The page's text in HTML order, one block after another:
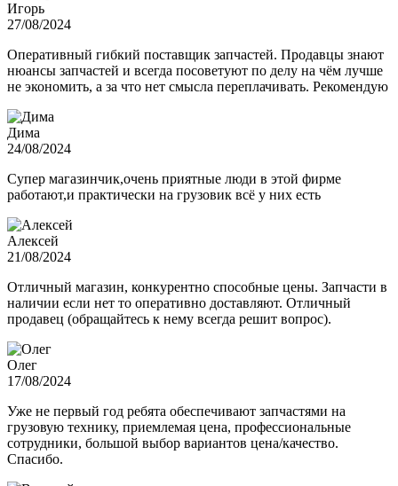
Игорь
27/08/2024
Оперативный гибкий поставщик запчастей. Продавцы знают
нюансы запчастей и всегда посоветуют по делу на чём лучше
не экономить, а за что нет смысла переплачивать. Рекомендую
Дима
24/08/2024
Супер магазинчик,очень приятные люди в этой фирме
работают,и практически на грузовик всё у них есть
Алексей
21/08/2024
Отличный магазин, конкурентно способные цены. Запчасти в
наличии если нет то оперативно доставляют. Отличный
продавец (обращайтесь к нему всегда решит вопрос).
Олег
17/08/2024
Уже не первый год ребята обеспечивают запчастями на
грузовую технику, приемлемая цена, профессиональные
сотрудники, большой выбор вариантов цена/качество.
Спасибо.